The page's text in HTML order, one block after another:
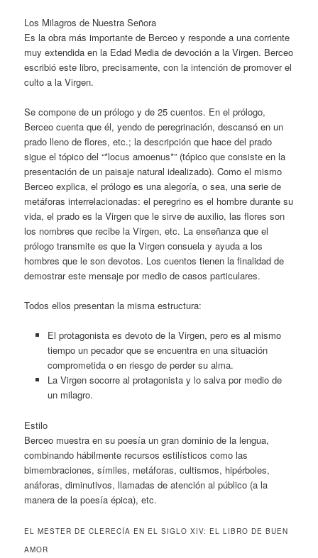
Los Milagros de Nuestra Señora
Es la obra más importante de Berceo y responde a una corriente
muy extendida en la Edad Media de devoción a la Virgen. Berceo
escribió este libro, precisamente, con la intención de promover el
culto a la Virgen.
Se compone de un prólogo y de 25 cuentos. En el prólogo,
Berceo cuenta que él, yendo de peregrinación, descansó en un
prado lleno de flores, etc.; la descripción que hace del prado
sigue el tópico del “*locus amoenus*” (tópico que consiste en la
presentación de un paisaje natural idealizado). Como el mismo
Berceo explica, el prólogo es una alegoría, o sea, una serie de
metáforas interrelacionadas: el peregrino es el hombre durante su
vida, el prado es la Virgen que le sirve de auxilio, las flores son
los nombres que recibe la Virgen, etc. La enseñanza que el
prólogo transmite es que la Virgen consuela y ayuda a los
hombres que le son devotos. Los cuentos tienen la finalidad de
demostrar este mensaje por medio de casos particulares.
Todos ellos presentan la misma estructura:
El protagonista es devoto de la Virgen, pero es al mismo
tiempo un pecador que se encuentra en una situación
comprometida o en riesgo de perder su alma.
La Virgen socorre al protagonista y lo salva por medio de
un milagro.
Estilo
Berceo muestra en su poesía un gran dominio de la lengua,
combinando hábilmente recursos estilísticos como las
bimembraciones, símiles, metáforas, cultismos, hipérboles,
anáforas, diminutivos, llamadas de atención al público (a la
manera de la poesía épica), etc.
EL MESTER DE CLERECÍA EN EL SIGLO XIV: EL LIBRO DE BUEN
AMOR